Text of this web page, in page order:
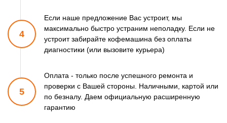
4
Если наше предложение Вас устроит, мы
максимально быстро устраним неполадку. Если не
устроит забирайте кофемашина без оплаты
диагностики (или вызовите курьера)
5
Оплата - только после успешного ремонта и
проверки с Вашей стороны. Наличными, картой или
по безналу. Даем официальную расширенную
гарантию